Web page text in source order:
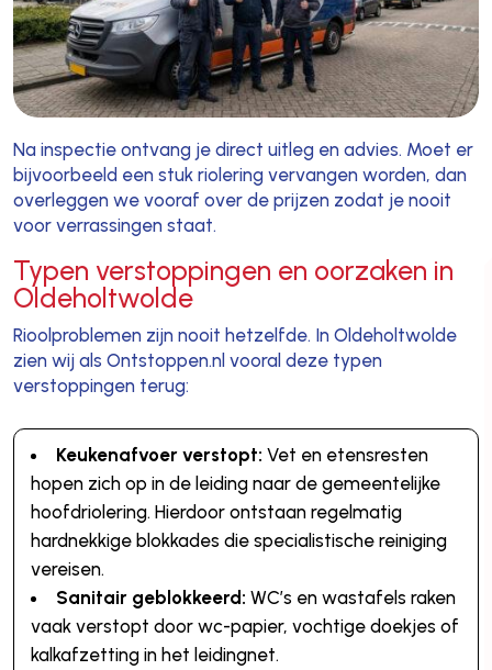
Na inspectie ontvang je direct uitleg en advies. Moet er
bijvoorbeeld een stuk riolering vervangen worden, dan
overleggen we vooraf over de prijzen zodat je nooit
voor verrassingen staat.
Typen verstoppingen en oorzaken in
Oldeholtwolde
Rioolproblemen zijn nooit hetzelfde. In Oldeholtwolde
zien wij als Ontstoppen.nl vooral deze typen
verstoppingen terug:
Keukenafvoer verstopt: Vet en etensresten
hopen zich op in de leiding naar de gemeentelijke
hoofdriolering. Hierdoor ontstaan regelmatig
hardnekkige blokkades die specialistische reiniging
vereisen.
Sanitair geblokkeerd: WC’s en wastafels raken
vaak verstopt door wc-papier, vochtige doekjes of
kalkafzetting in het leidingnet.